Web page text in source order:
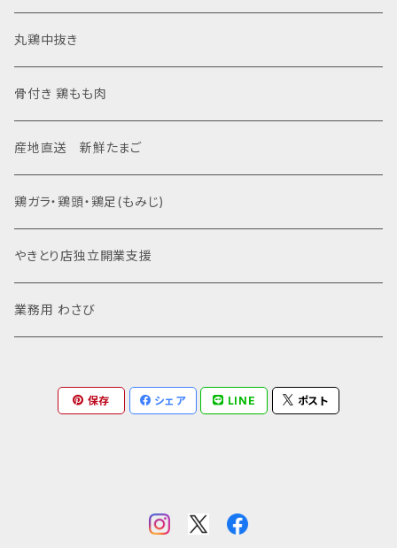
丸鶏中抜き
骨付き 鶏もも肉
産地直送 新鮮たまご
鶏ガラ・鶏頭・鶏足(もみじ)
やきとり店独立開業支援
業務用 わさび
保存 シェア LINE ポスト